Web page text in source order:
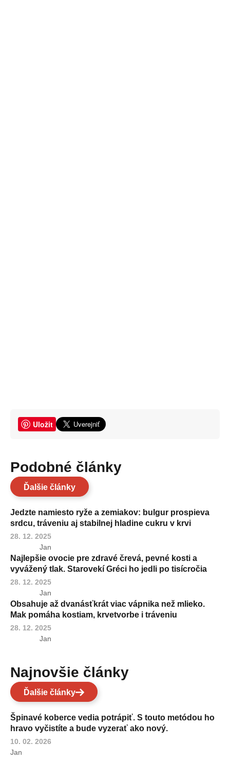
Uložit
Podobné články
Ďalšie články
Jedzte namiesto ryže a zemiakov: bulgur prospieva
srdcu, tráveniu aj stabilnej hladine cukru v krvi
28. 12. 2025
Jan
Najlepšie ovocie pre zdravé črevá, pevné kosti a
vyvážený tlak. Starovekí Gréci ho jedli po tisícročia
28. 12. 2025
Jan
Obsahuje až dvanásťkrát viac vápnika než mlieko.
Mak pomáha kostiam, krvetvorbe i tráveniu
28. 12. 2025
Jan
Najnovšie články
Ďalšie články
Špinavé koberce vedia potrápiť. S touto metódou ho
hravo vyčistíte a bude vyzerať ako nový.
10. 02. 2026
Jan